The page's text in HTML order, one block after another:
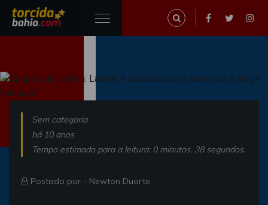
Sem categoria
há 10 anos
Tempo estimado para a leitura: 0 minutos, 38 segundos.
Postado por - Newton Duarte